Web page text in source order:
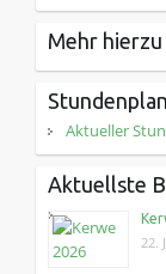
Mehr hierzu
Stundenplan
Aktueller
Aktuellste
22.